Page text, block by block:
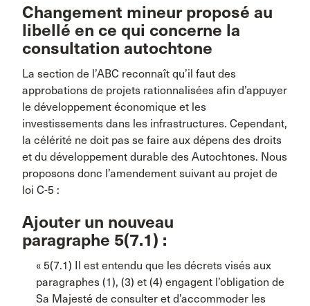
Changement mineur proposé au
libellé en ce qui concerne la
consultation autochtone
La section de l’ABC reconnaît qu’il faut des
approbations de projets rationnalisées afin d’appuyer
le développement économique et les
investissements dans les infrastructures. Cependant,
la célérité ne doit pas se faire aux dépens des droits
et du développement durable des Autochtones. Nous
proposons donc l’amendement suivant au projet de
loi C-5 :
Ajouter un nouveau
paragraphe 5(7.1) :
« 5(7.1) Il est entendu que les décrets visés aux
paragraphes (1), (3) et (4) engagent l’obligation de
Sa Majesté de consulter et d’accommoder les